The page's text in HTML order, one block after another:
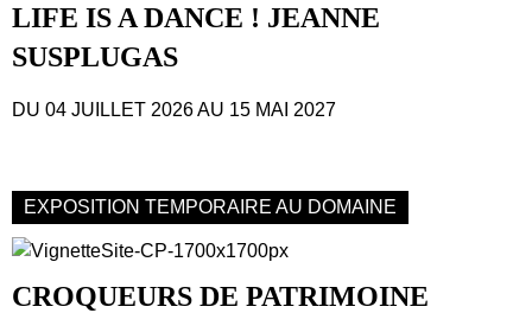
LIFE IS A DANCE ! JEANNE
SUSPLUGAS
DU 04 JUILLET 2026AU 15 MAI 2027
EXPOSITION TEMPORAIRE AU DOMAINE
CROQUEURS DE PATRIMOINE